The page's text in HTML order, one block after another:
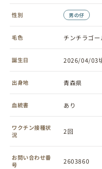
性別 男の仔
毛色 チンチラゴー
誕生日 2026/04/03
出身地 青森県
血統書 あり
ワクチン接種状
況
2回
お問い合わせ番
号
2603860